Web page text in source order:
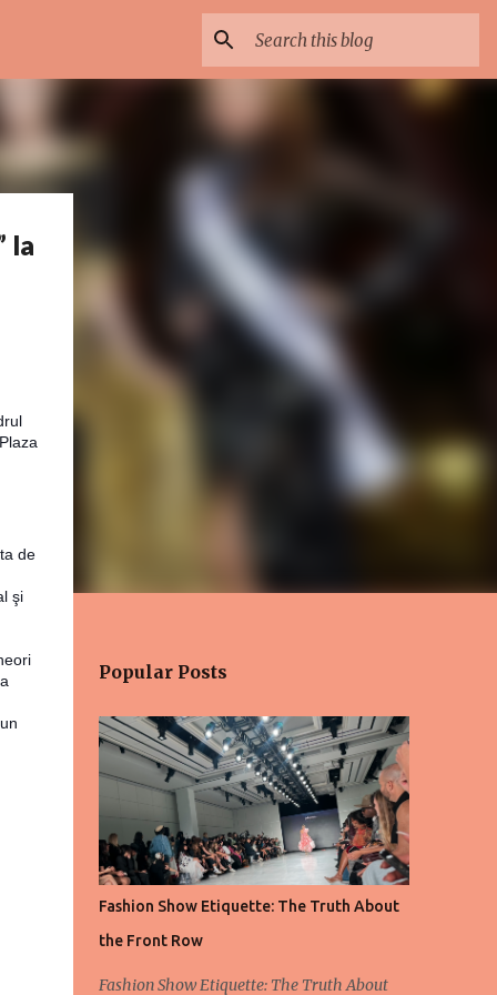
la
de
şi
Popular Posts
Fashion Show Etiquette: The Truth About
the Front Row
Fashion Show Etiquette: The Truth About